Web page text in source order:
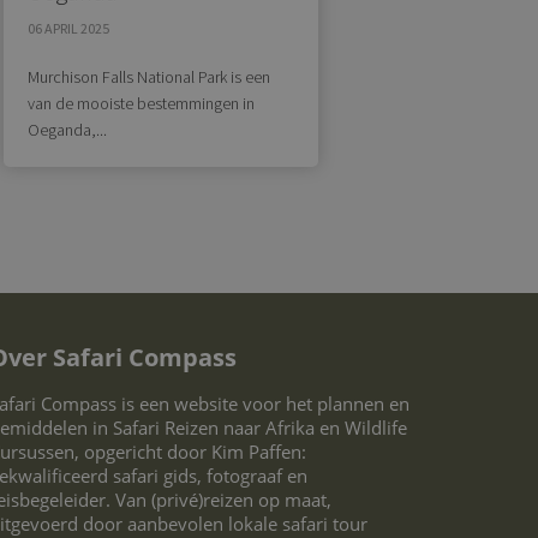
06 APRIL 2025
Murchison Falls National Park is een
van de mooiste bestemmingen in
Oeganda,...
Safari Compass
Compass is een website voor het plannen en
in Safari Reizen naar Afrika en Wildlife
opgericht door Kim Paffen:
safari gids, fotograaf en
Van (privé)reizen op maat,
door aanbevolen lokale safari tour